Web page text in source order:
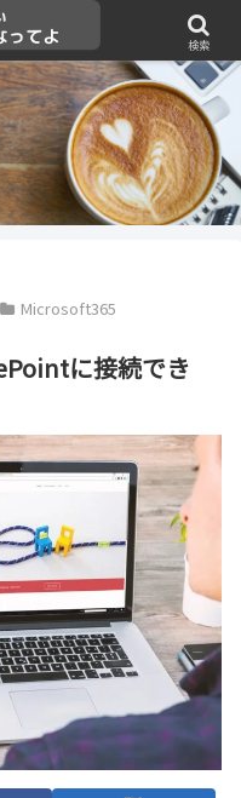
Microsoft365
に接続でき
検索